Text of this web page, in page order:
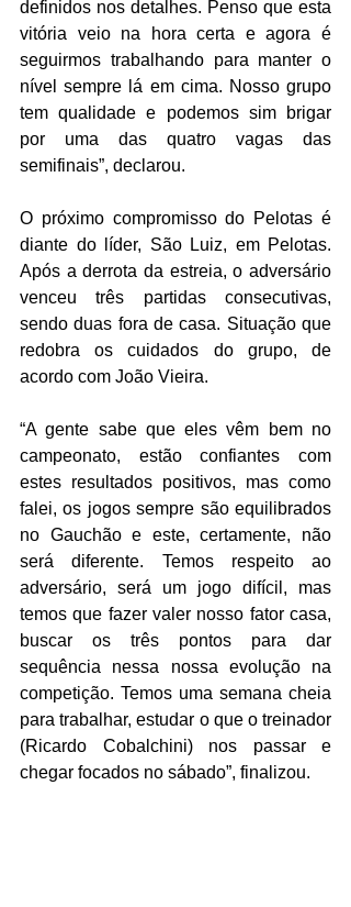
definidos nos detalhes. Penso que esta
vitória veio na hora certa e agora é
seguirmos trabalhando para manter o
nível sempre lá em cima. Nosso grupo
tem qualidade e podemos sim brigar
por uma das quatro vagas das
semifinais”, declarou.
O próximo compromisso do Pelotas é
diante do líder, São Luiz, em Pelotas.
Após a derrota da estreia, o adversário
venceu três partidas consecutivas,
sendo duas fora de casa. Situação que
redobra os cuidados do grupo, de
acordo com João Vieira.
“A gente sabe que eles vêm bem no
campeonato, estão confiantes com
estes resultados positivos, mas como
falei, os jogos sempre são equilibrados
no Gauchão e este, certamente, não
será diferente. Temos respeito ao
adversário, será um jogo difícil, mas
temos que fazer valer nosso fator casa,
buscar os três pontos para dar
sequência nessa nossa evolução na
competição. Temos uma semana cheia
para trabalhar, estudar o que o treinador
(Ricardo Cobalchini) nos passar e
chegar focados no sábado”, finalizou.